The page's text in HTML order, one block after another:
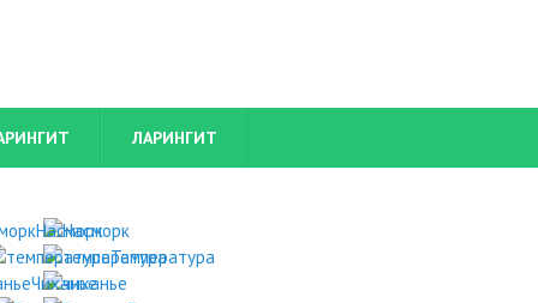
ЛАРИНГИТ
Насморк
Температура
Чиханье